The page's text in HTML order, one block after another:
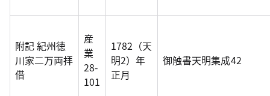
附記 紀州徳
川家二万両拝
借
産
業
28-
101
1782（天
明2）年
正月
御触書天明集成42